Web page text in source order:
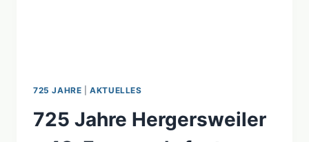
725 JAHRE |AKTUELLES
725 Jahre Hergersweiler